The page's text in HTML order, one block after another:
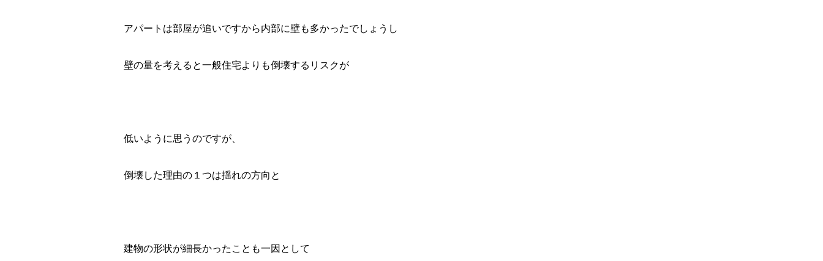
アパートは部屋が追いですから内部に壁も多かったでしょうし
壁の量を考えると一般住宅よりも倒壊するリスクが
低いように思うのですが、
倒壊した理由の１つは揺れの方向と
建物の形状が細長かったことも一因として